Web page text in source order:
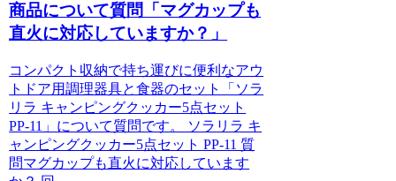
商品について質問「マグカップも
直火に対応していますか？」
コンパクト収納で持ち運びに便利なアウ
トドア用調理器具と食器のセット「ソラ
リラ キャンピングクッカー5点セット
PP-11」について質問です。 ソラリラ キ
ャンピングクッカー5点セット PP-11 質
問マグカップも直火に対応しています